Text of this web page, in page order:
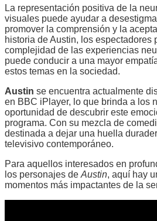
La representación positiva de la
visuales puede ayudar a
promover la comprensión y la
historia de Austin, los espectadores
complejidad de las experiencias
puede conducir a una mayor
estos temas en la sociedad.
Austin se encuentra actualmente
en BBC iPlayer, lo que brinda a los
oportunidad de descubrir este
programa. Con su mezcla de
destinada a dejar una huella
televisivo contemporáneo.
Para aquellos interesados en
los personajes de Austin, aquí hay
momentos más impactantes de la